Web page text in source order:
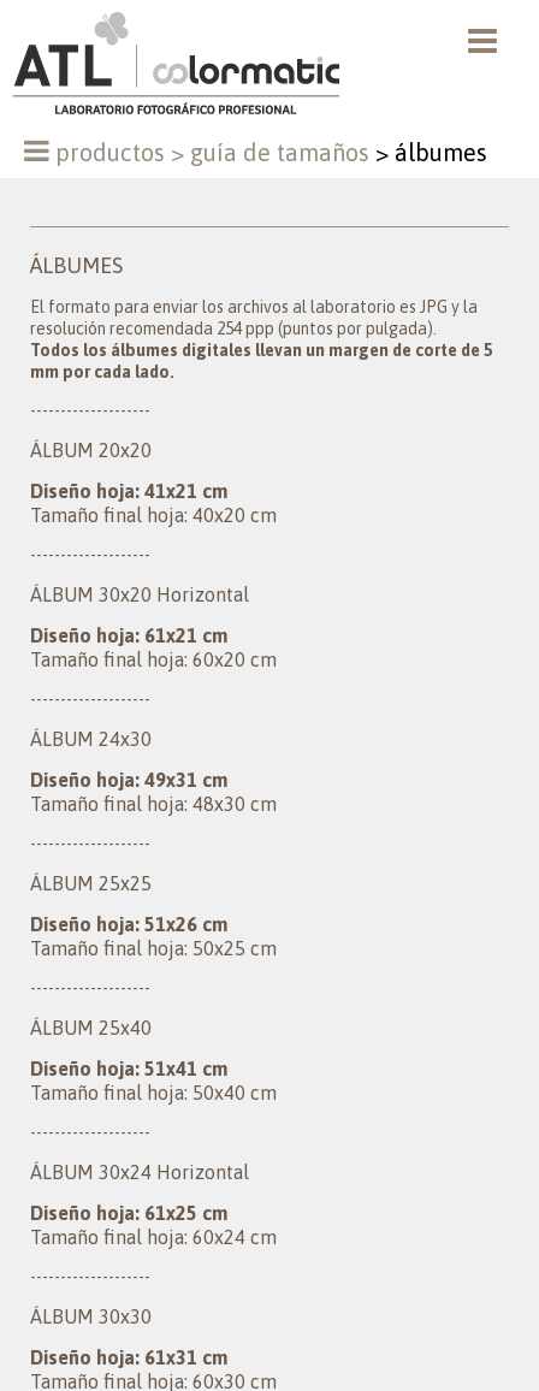
productos > guía de tamaños > álbumes
ÁLBUMES
El formato para enviar los archivos al laboratorio es JPG y la
resolución recomendada 254 ppp (puntos por pulgada).
Todos los álbumes digitales llevan un margen de corte de 5
mm por cada lado.
--------------------
ÁLBUM 20x20
Diseño hoja: 41x21 cm
Tamaño final hoja: 40x20 cm
--------------------
ÁLBUM 30x20 Horizontal
Diseño hoja: 61x21 cm
Tamaño final hoja: 60x20 cm
--------------------
ÁLBUM 24x30
Diseño hoja: 49x31 cm
Tamaño final hoja: 48x30 cm
--------------------
ÁLBUM 25x25
Diseño hoja: 51x26 cm
Tamaño final hoja: 50x25 cm
--------------------
ÁLBUM 25x40
Diseño hoja: 51x41 cm
Tamaño final hoja: 50x40 cm
--------------------
ÁLBUM 30x24 Horizontal
Diseño hoja: 61x25 cm
Tamaño final hoja: 60x24 cm
--------------------
ÁLBUM 30x30
Diseño hoja: 61x31 cm
Tamaño final hoja: 60x30 cm